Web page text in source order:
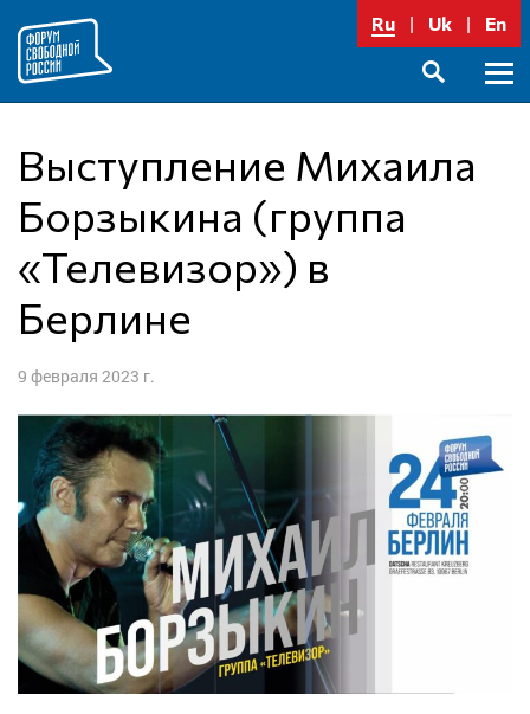
содержимому
Ru Uk En
Выступление Михаила
Борзыкина (группа
«Телевизор») в
Берлине
9 февраля 2023 г.